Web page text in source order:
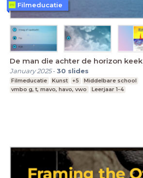
De man die achter de horizon keek
January 2025-30 slides
Filmeducatie Kunst +5
Middelbare school
vmbo g, t, mavo, havo, vwo
Leerjaar 1-4
Filmeducatie